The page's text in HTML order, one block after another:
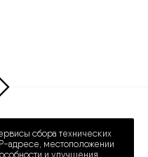
– СБ 12:00 – 20:00
сбора технических
адресе, местоположении
и улучшения